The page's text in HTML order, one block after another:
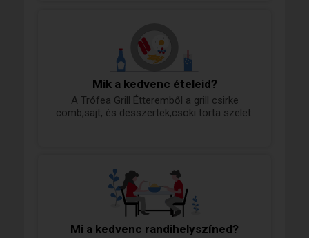
Mik a kedvenc ételeid?
A Trófea Grill Étteremből a grill csirke
comb,sajt, és desszertek,csoki torta szelet.
Mi a kedvenc randihelyszíned?